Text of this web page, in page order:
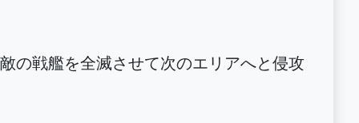
の戦艦を全滅させて次のエリアへと侵攻